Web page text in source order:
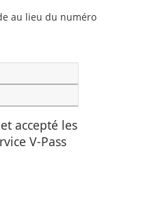
au lieu du numéro
accepté les
V-Pass